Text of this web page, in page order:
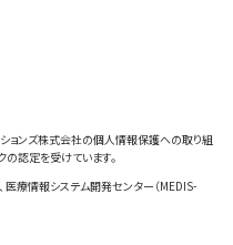
ションズ株式会社の個人情報保護への取り組
の認定を受けています。
療情報システム開発センター（MEDIS-